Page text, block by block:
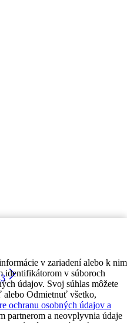
v zariadení alebo k nim
identifikátorom v súboroch
údajov. Svoj súhlas môžete
Odmietnuť všetko,
ochranu osobných údajov a
partnerom a neovplyvnia údaje